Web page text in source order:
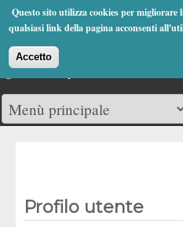
Questo sito utilizza cookies per migliorare
qualsiasi link della pagina acconsenti
Accetto
Jump to Navigation
Profilo utente